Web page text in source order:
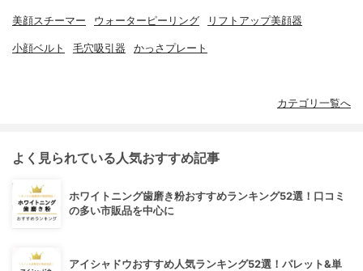
美顔スチーマー ウォーターピーリング リフトアップ美顔器
小顔ベルト 毛穴吸引器 かっさプレート
カテゴリ一覧へ
よく見られている人気おすすめ記事
ホワイトニング歯磨き粉おすすめランキング52選！口コミ
の多い市販品を中心に
アイシャドウおすすめ人気ランキング52選！パレット&単